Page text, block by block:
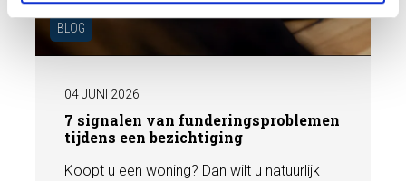
BLOG
04 JUNI 2026
7 signalen van funderingsproblemen
tijdens een bezichtiging
Koopt u een woning? Dan wilt u natuurlijk